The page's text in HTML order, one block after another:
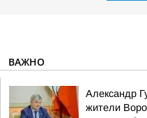
ВАЖНО
Александр
жители